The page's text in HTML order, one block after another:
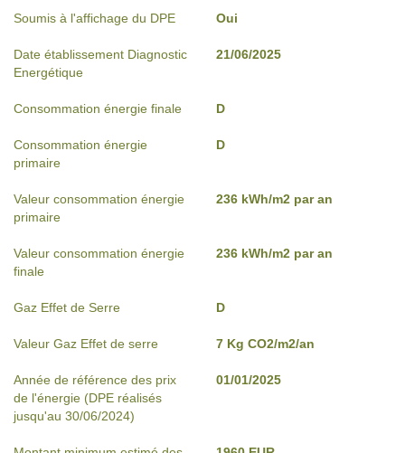
Soumis à l'affichage du DPE Oui
Date établissement Diagnostic
Energétique
21/06/2025
Consommation énergie finale D
Consommation énergie
primaire
D
Valeur consommation énergie
primaire
236 kWh/m2 par an
Valeur consommation énergie
finale
236 kWh/m2 par an
Gaz Effet de Serre D
Valeur Gaz Effet de serre 7 Kg CO2/m2/an
Année de référence des prix
de l'énergie (DPE réalisés
jusqu'au 30/06/2024)
01/01/2025